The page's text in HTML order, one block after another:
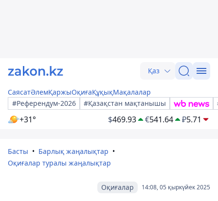
Қаз
СаясатӘлемҚаржыОқиғаҚұқықМақалалар
#Референдум-2026
#Қазақстан мақтанышы
+31° $469.93 €541.64 ₽5.71
Басты
Барлық жаңалықтар
Оқиғалар туралы жаңалықтар
14:08, 05 қыркүйек 2025
Оқиғалар